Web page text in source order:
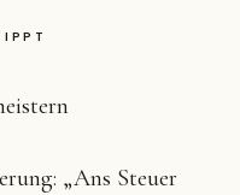
„Ans Steuer